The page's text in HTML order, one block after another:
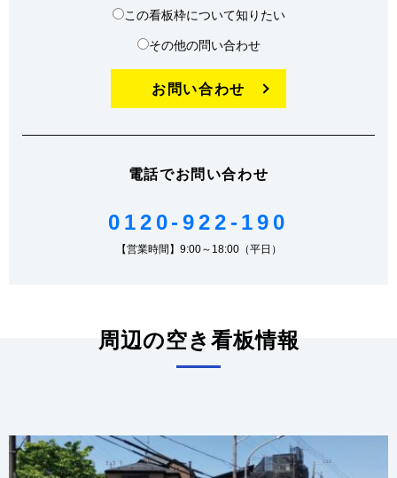
この看板枠について知りたい
その他の問い合わせ
お問い合わせ
電話でお問い合わせ
0120-922-190
【営業時間】9:00～18:00（平日）
周辺の空き看板情報